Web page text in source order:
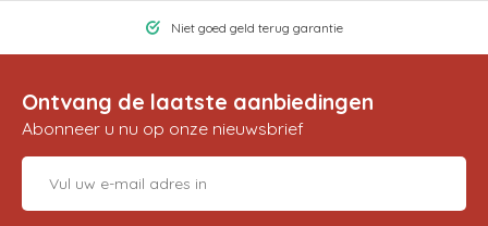
Niet goed geld terug garantie
Ontvang de laatste aanbiedingen
Abonneer u nu op onze nieuwsbrief